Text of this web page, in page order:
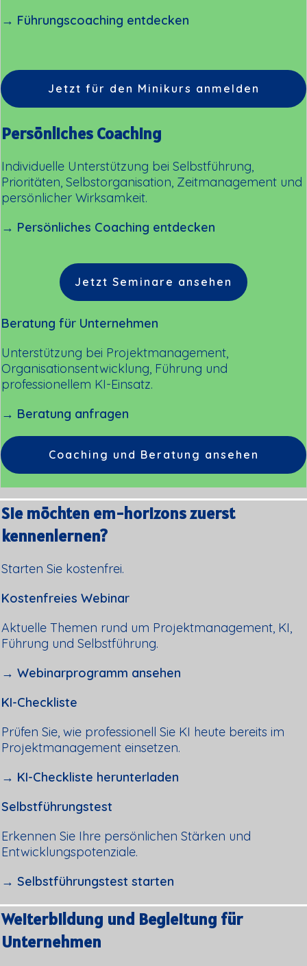
→ Führungscoaching entdecken
Jetzt für den Minikurs anmelden
Persönliches Coaching
Individuelle Unterstützung bei Selbstführung,
Prioritäten, Selbstorganisation, Zeitmanagement und
persönlicher Wirksamkeit.
→ Persönliches Coaching entdecken
Jetzt Seminare ansehen
Beratung für Unternehmen
Unterstützung bei Projektmanagement,
Organisationsentwicklung, Führung und
professionellem KI-Einsatz.
→ Beratung anfragen
Coaching und Beratung ansehen
Sie möchten em-horizons zuerst
kennenlernen?
Starten Sie kostenfrei.
Kostenfreies Webinar
Aktuelle Themen rund um Projektmanagement, KI,
Führung und Selbstführung.
→ Webinarprogramm ansehen
KI-Checkliste
Prüfen Sie, wie professionell Sie KI heute bereits im
Projektmanagement einsetzen.
→ KI-Checkliste herunterladen
Selbstführungstest
Erkennen Sie Ihre persönlichen Stärken und
Entwicklungspotenziale.
→ Selbstführungstest starten
Weiterbildung und Begleitung für
Unternehmen